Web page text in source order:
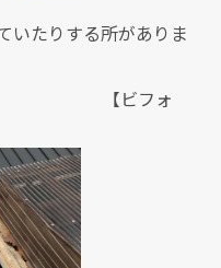
いたりする所がありま
【ビフォ